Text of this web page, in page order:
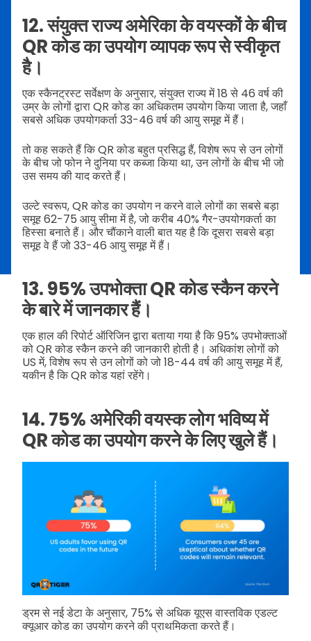
12. संयुक्त राज्य अमेरिका के वयस्कों के बीच
QR कोड का उपयोग व्यापक रूप से स्वीकृत
है।
एक स्कैनट्रस्ट सर्वेक्षण के अनुसार, संयुक्त राज्य में 18 से 46 वर्ष की
उम्र के लोगों द्वारा QR कोड का अधिकतम उपयोग किया जाता है, जहाँ
सबसे अधिक उपयोगकर्ता 33-46 वर्ष की आयु समूह में हैं।
तो कह सकते हैं कि QR कोड बहुत प्रसिद्ध हैं, विशेष रूप से उन लोगों
के बीच जो फोन ने दुनिया पर कब्जा किया था, उन लोगों के बीच भी जो
उस समय की याद करते हैं।
उल्टे स्वरूप, QR कोड का उपयोग न करने वाले लोगों का सबसे बड़ा
समूह 62-75 आयु सीमा में है, जो करीब 40% गैर-उपयोगकर्ता का
हिस्सा बनाते हैं। और चौंकाने वाली बात यह है कि दूसरा सबसे बड़ा
समूह वे हैं जो 33-46 आयु समूह में हैं।
13. 95% उपभोक्ता QR कोड स्कैन करने
के बारे में जानकार हैं।
एक हाल की रिपोर्ट ऑरिजिन द्वारा बताया गया है कि 95% उपभोक्ताओं
को QR कोड स्कैन करने की जानकारी होती है। अधिकांश लोगों को
US में, विशेष रूप से उन लोगों को जो 18-44 वर्ष की आयु समूह में हैं,
यकीन है कि QR कोड यहां रहेंगे।
14. 75% अमेरिकी वयस्क लोग भविष्य में
QR कोड का उपयोग करने के लिए खुले हैं।
ड्रम से नई डेटा के अनुसार, 75% से अधिक यूएस वास्तविक एडल्ट
क्यूआर कोड का उपयोग करने की प्राथमिकता करते हैं।